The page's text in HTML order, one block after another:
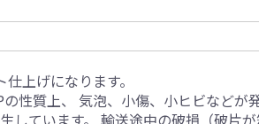
上げになります。
性質上、 気泡、小傷、小ヒビなどが